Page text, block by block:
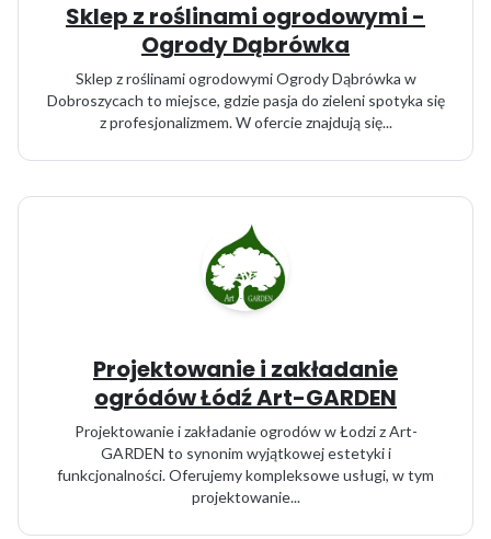
Sklep z roślinami ogrodowymi -
Ogrody Dąbrówka
Sklep z roślinami ogrodowymi Ogrody Dąbrówka w
Dobroszycach to miejsce, gdzie pasja do zieleni spotyka się
z profesjonalizmem. W ofercie znajdują się...
Projektowanie i zakładanie
ogródów Łódź Art-GARDEN
Projektowanie i zakładanie ogrodów w Łodzi z Art-
GARDEN to synonim wyjątkowej estetyki i
funkcjonalności. Oferujemy kompleksowe usługi, w tym
projektowanie...